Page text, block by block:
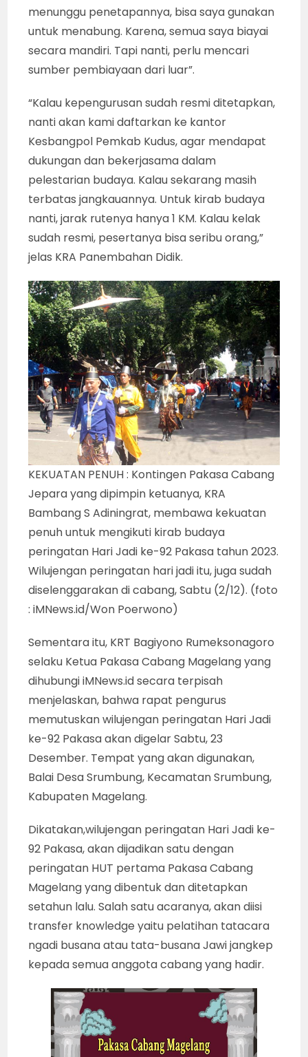
menunggu penetapannya, bisa saya gunakan
untuk menabung. Karena, semua saya biayai
secara mandiri. Tapi nanti, perlu mencari
sumber pembiayaan dari luar”.
“Kalau kepengurusan sudah resmi ditetapkan,
nanti akan kami daftarkan ke kantor
Kesbangpol Pemkab Kudus, agar mendapat
dukungan dan bekerjasama dalam
pelestarian budaya. Kalau sekarang masih
terbatas jangkauannya. Untuk kirab budaya
nanti, jarak rutenya hanya 1 KM. Kalau kelak
sudah resmi, pesertanya bisa seribu orang,”
jelas KRA Panembahan Didik.
KEKUATAN PENUH : Kontingen Pakasa Cabang
Jepara yang dipimpin ketuanya, KRA
Bambang S Adiningrat, membawa kekuatan
penuh untuk mengikuti kirab budaya
peringatan Hari Jadi ke-92 Pakasa tahun 2023.
Wilujengan peringatan hari jadi itu, juga sudah
diselenggarakan di cabang, Sabtu (2/12). (foto
: iMNews.id/Won Poerwono)
Sementara itu, KRT Bagiyono Rumeksonagoro
selaku Ketua Pakasa Cabang Magelang yang
dihubungi iMNews.id secara terpisah
menjelaskan, bahwa rapat pengurus
memutuskan wilujengan peringatan Hari Jadi
ke-92 Pakasa akan digelar Sabtu, 23
Desember. Tempat yang akan digunakan,
Balai Desa Srumbung, Kecamatan Srumbung,
Kabupaten Magelang.
Dikatakan,wilujengan peringatan Hari Jadi ke-
92 Pakasa, akan dijadikan satu dengan
peringatan HUT pertama Pakasa Cabang
Magelang yang dibentuk dan ditetapkan
setahun lalu. Salah satu acaranya, akan diisi
transfer knowledge yaitu pelatihan tatacara
ngadi busana atau tata-busana Jawi jangkep
kepada semua anggota cabang yang hadir.